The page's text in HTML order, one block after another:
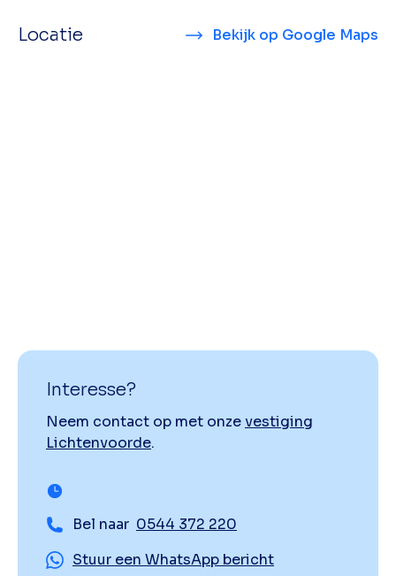
Locatie Bekijk op Google Maps
Interesse?
Neem contact op met onzevestiging
Lichtenvoorde.
Bel naar 0544 372 220
Stuur een WhatsApp bericht